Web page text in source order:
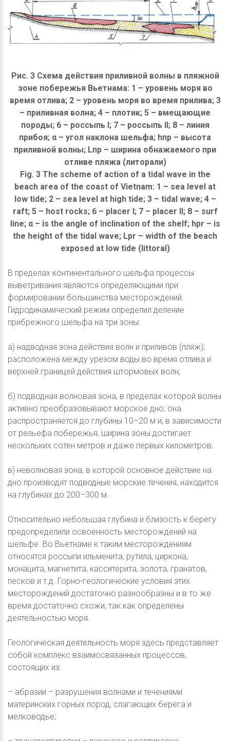
Рис. 3 Схема действия приливной волны в пляжной
зоне побережья Вьетнама: 1 – уровень моря во
время отлива; 2 – уровень моря во время прилива; 3
– приливная волна; 4 – плотик; 5 – вмещающие
породы; 6 – россыпь I; 7 – россыпь II; 8 – линия
прибоя; α – угол наклона шельфа; hпр – высота
приливной волны; Lпр – ширина обнажаемого при
отливе пляжа (литорали)
Fig. 3 The scheme of action of a tidal wave in the
beach area of the coast of Vietnam: 1 – sea level at
low tide; 2 – sea level at high tide; 3 – tidal wave; 4 –
raft; 5 – host rocks; 6 – placer I; 7 – placer II; 8 – surf
line; α – is the angle of inclination of the shelf; hpr – is
the height of the tidal wave; Lpr – width of the beach
exposed at low tide (littoral)
В пределах континентального шельфа процессы
выветривания являются определяющими при
формировании большинства месторождений.
Гидродинамический режим определил деление
прибрежного шельфа на три зоны:
а) надводная зона действия волн и приливов (пляж);
расположена между урезом воды во время отлива и
верхней границей действия штормовых волн;
б) подводная волновая зона, в пределах которой волны
активно преобразовывают морское дно; она
распространяется до глубины 10–20 м и, в зависимости
от рельефа побережья, ширина зоны достигает
нескольких сотен метров и даже первых километров;
в) неволновая зона, в которой основное действие на
дно производят подводные морские течения, находится
на глубинах до 200–300 м.
Относительно небольшая глубина и близость к берегу
предопределили освоенность месторождений на
шельфе. Во Вьетнаме к таким месторождениям
относятся россыпи ильменита, рутила, циркона,
монацита, магнетита, касситерита, золота, гранатов,
песков и т.д. Горно-геологические условия этих
месторождений достаточно разнообразны и в то же
время достаточно схожи, так как определены
деятельностью моря.
Геологическая деятельность моря здесь представляет
собой комплекс взаимосвязанных процессов,
состоящих из:
– абразии – разрушения волнами и течениями
материнских горных пород, слагающих берега и
мелководье;